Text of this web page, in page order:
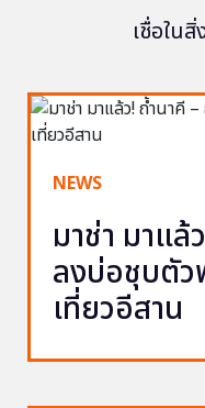
เชื่อใน
NEWS
มาช่า มาแล้
ลงบ่อชุบตัว
เที่ยวอีสาน